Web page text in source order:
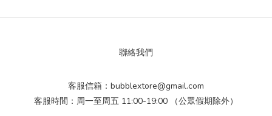
聯絡我們
客服信箱：bubblextore@gmail.com
客服時間：周一至周五 11:00-19:00 （公眾假期除外）